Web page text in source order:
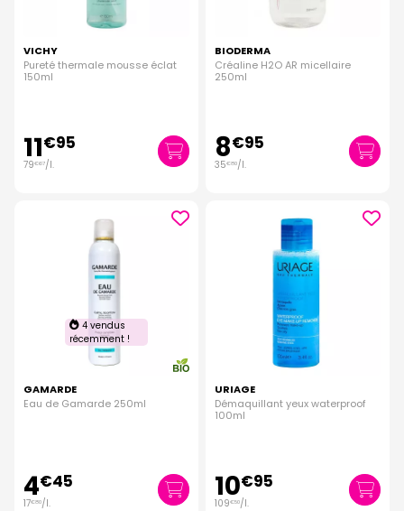
VICHY
Pureté thermale mousse éclat
150ml
11€95
79€67/l.
BIODERMA
Créaline H2O AR micellaire
250ml
8€95
35€80/l.
4 vendus
récemment !
GAMARDE
Eau de Gamarde 250ml
4€45
17€80/l.
URIAGE
Démaquillant yeux waterproof
100ml
10€95
109€50/l.